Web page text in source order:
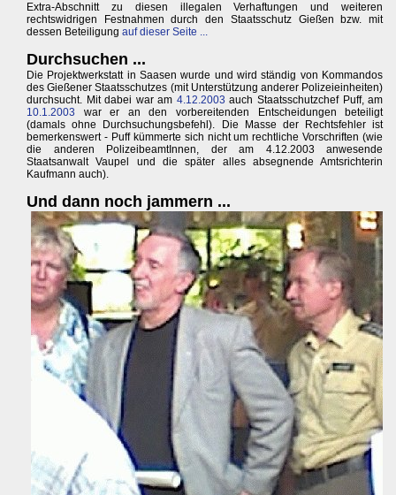
Extra-Abschnitt zu diesen illegalen Verhaftungen und weiteren
rechtswidrigen Festnahmen durch den Staatsschutz Gießen bzw. mit
dessen Beteiligung auf dieser Seite ...
Durchsuchen ...
Die Projektwerkstatt in Saasen wurde und wird ständig von Kommandos
des Gießener Staatsschutzes (mit Unterstützung anderer Polizeieinheiten)
durchsucht. Mit dabei war am 4.12.2003 auch Staatsschutzchef Puff, am
10.1.2003 war er an den vorbereitenden Entscheidungen beteiligt
(damals ohne Durchsuchungsbefehl). Die Masse der Rechtsfehler ist
bemerkenswert - Puff kümmerte sich nicht um rechtliche Vorschriften (wie
die anderen PolizeibeamtInnen, der am 4.12.2003 anwesende
Staatsanwalt Vaupel und die später alles absegnende Amtsrichterin
Kaufmann auch).
Und dann noch jammern ...